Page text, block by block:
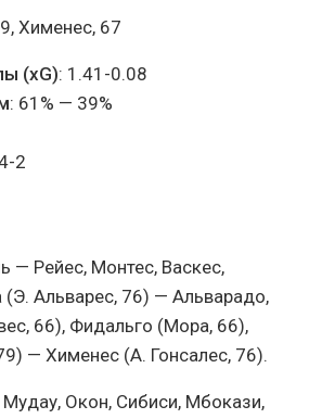
Хименес, 67
(xG): 1.41-0.08
: 61% — 39%
2
— Рейес, Монтес, Васкес,
Альварес, 76) — Альварадо,
66), Фидальго (Мора, 66),
— Хименес (А. Гонсалес, 76).
Окон, Сибиси, Мбокази,